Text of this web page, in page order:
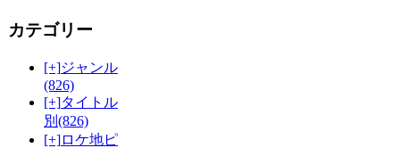
カテゴリー
[+]ジャンル
(826)
[+]タイトル
別 (826)
[+]ロケ地ピ